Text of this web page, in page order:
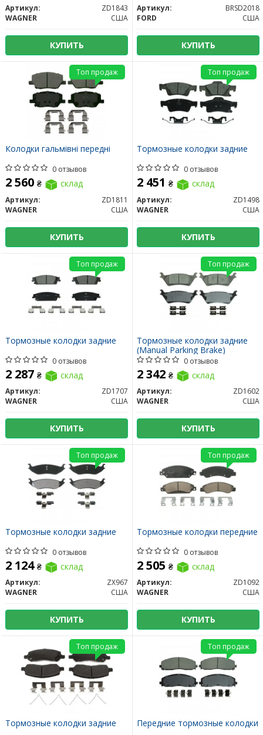
Артикул:
ZD1843
WAGNER
США
КУПИТЬ
Артикул:
BRSD2018
FORD
США
КУПИТЬ
Колодки гальмівні передні
0 отзывов
2 560 ₴ склад
Артикул:
ZD1811
WAGNER
США
КУПИТЬ
Топ продаж
Тормозные колодки задние
0 отзывов
2 451 ₴ склад
Артикул:
ZD1498
WAGNER
США
КУПИТЬ
Топ продаж
Тормозные колодки задние
0 отзывов
2 287 ₴ склад
Артикул:
ZD1707
WAGNER
США
КУПИТЬ
Топ продаж
Тормозные колодки задние
(Manual Parking Brake)
0 отзывов
2 342 ₴ склад
Артикул:
ZD1602
WAGNER
США
КУПИТЬ
Топ продаж
Тормозные колодки задние
0 отзывов
2 124 ₴ склад
Артикул:
ZX967
WAGNER
США
КУПИТЬ
Топ продаж
Тормозные колодки передние
0 отзывов
2 505 ₴ склад
Артикул:
ZD1092
WAGNER
США
КУПИТЬ
Топ продаж
Тормозные колодки задние
Топ продаж
Передние тормозные колодки
Топ продаж